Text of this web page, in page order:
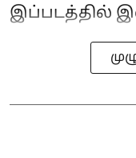
இப்படத்தில்